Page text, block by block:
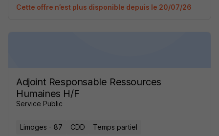
Cette offre n’est plus disponible depuis le 20/07/26
Adjoint Responsable Ressources
Humaines H/F
Service Public
Limoges - 87 CDD Temps partiel